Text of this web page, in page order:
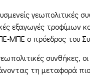
γεωπολιτικές
εξαγωγές
ΜΠΕ ο πρόεδρος του
συνθήκες,
τη μεταφορά